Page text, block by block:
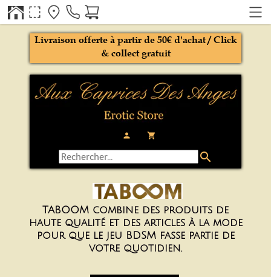
person local_grocery_store
Livraison offerte à partir de 50€ d'achat / Click
& collect gratuit
search
TABOOM combine des produits de
haute qualité et des articles à la mode
pour que le jeu BDSM fasse partie de
votre quotidien.